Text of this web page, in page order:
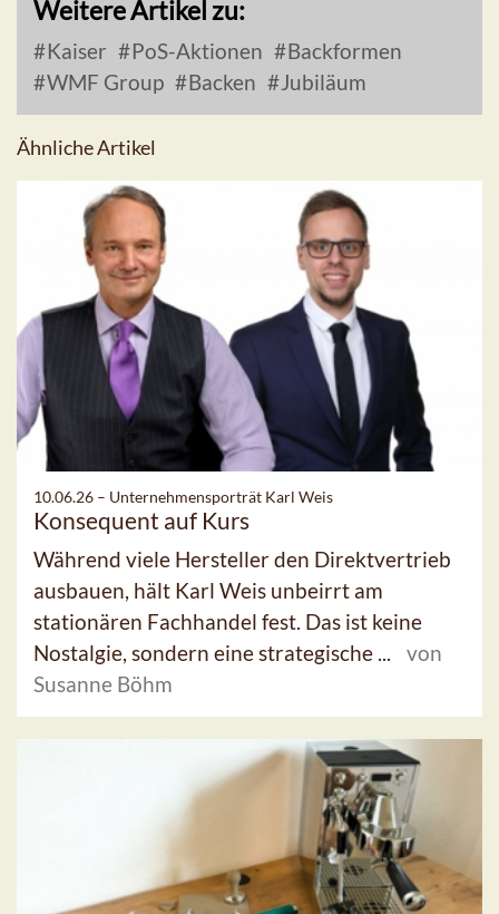
Weitere Artikel zu:
Kaiser PoS-Aktionen
Backformen
WMF Group
Backen Jubiläum
Ähnliche Artikel
10.06.26 – Unternehmensporträt Karl Weis
Konsequent auf Kurs
Während viele Hersteller den Direktvertrieb
ausbauen, hält Karl Weis unbeirrt am
stationären Fachhandel fest. Das ist keine
Nostalgie, sondern eine strategische ...
von
Susanne Böhm